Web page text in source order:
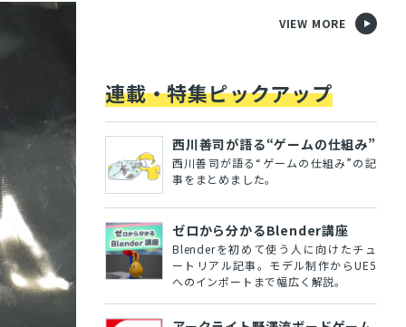
VIEW MORE
連載・特集ピックアップ
西川善司が語る“ゲームの仕組み”
西川善司が語る“ゲームの仕組み”の記
事をまとめました。
ゼロから分かるBlender講座
Blenderを初めて使う人に向けたチュ
ートリアル記事。モデル制作からUE5
へのインポートまで幅広く解説。